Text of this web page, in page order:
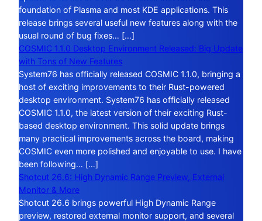
foundation of Plasma and most KDE applications. This
release brings several useful new features along with the
usual round of bug fixes… […]
COSMIC 1.1.0 Desktop Environment Released: Big Update
with Tons of New Features
System76 has officially released COSMIC 1.1.0, bringing a
host of exciting improvements to their Rust-powered
desktop environment. System76 has officially released
COSMIC 1.1.0, the latest version of their exciting Rust-
based desktop environment. This solid update brings
many practical improvements across the board, making
COSMIC even more polished and enjoyable to use. I have
been following… […]
Shotcut 26.6: High Dynamic Range Preview, External
Monitor & More
Shotcut 26.6 brings powerful High Dynamic Range
preview, restored external monitor support, and several